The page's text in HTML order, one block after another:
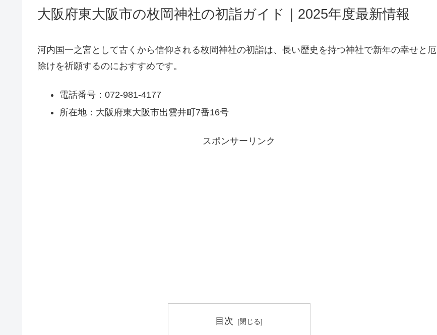
大阪府東大阪市の枚岡神社の初詣ガイド｜2025年度最新情報
河内国一之宮として古くから信仰される枚岡神社の初詣は、長い歴史を持つ神社で新年の幸せと厄
除けを祈願するのにおすすめです。
電話番号：072-981-4177
所在地：大阪府東大阪市出雲井町7番16号
スポンサーリンク
目次